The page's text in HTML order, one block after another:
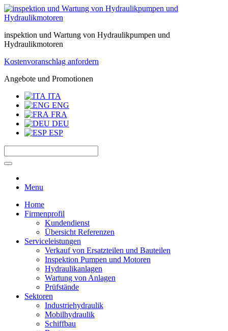
inspektion und Wartung von Hydraulikpumpen und
Hydraulikmotoren
Kostenvoranschlag anfordern
Angebote und Promotionen
ITA
ENG
FRA
DEU
ESP
Menu
Home
Firmenprofil
Kundendienst
Übersicht Referenzen
Serviceleistungen
Verkauf von Ersatzteilen und Bauteilen
Inspektion Pumpen und Motoren
Hydraulikanlagen
Wartung von Anlagen
Prüfstände
Sektoren
Industriehydraulik
Mobilhydraulik
Schiffbau